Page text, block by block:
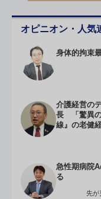
オピニオン・人気
身体的拘束
介護経営の
長 「驚異の
線』の老健経
急性期病院
る
先が